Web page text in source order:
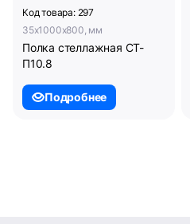
Код товара: 297
35x1000x800, мм
Полка стеллажная СТ-
П10.8
Подробнее